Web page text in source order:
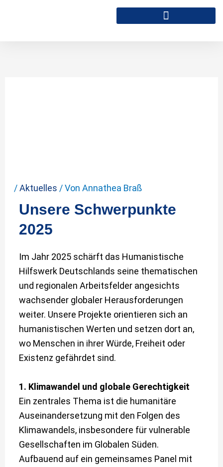
/Aktuelles / Von Annathea Braß
Unsere Schwerpunkte
2025
Im Jahr 2025 schärft das Humanistische
Hilfswerk Deutschlands seine thematischen
und regionalen Arbeitsfelder angesichts
wachsender globaler Herausforderungen
weiter. Unsere Projekte orientieren sich an
humanistischen Werten und setzen dort an,
wo Menschen in ihrer Würde, Freiheit oder
Existenz gefährdet sind.
1. Klimawandel und globale Gerechtigkeit
Ein zentrales Thema ist die humanitäre
Auseinandersetzung mit den Folgen des
Klimawandels, insbesondere für vulnerable
Gesellschaften im Globalen Süden.
Aufbauend auf ein gemeinsames Panel mit